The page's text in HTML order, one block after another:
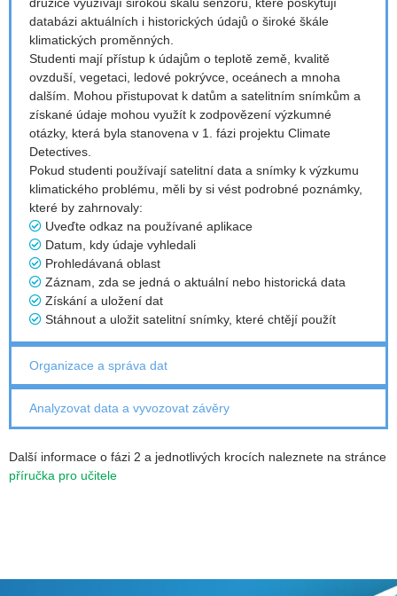
databázi aktuálních i historických údajů o široké škále
klimatických proměnných.
Studenti mají přístup k údajům o teplotě země, kvalitě
ovzduší, vegetaci, ledové pokrývce, oceánech a mnoha
dalším. Mohou přistupovat k datům a satelitním snímkům a
získané údaje mohou využít k zodpovězení výzkumné
otázky, která byla stanovena v 1. fázi projektu Climate
Detectives.
Pokud studenti používají satelitní data a snímky k výzkumu
klimatického problému, měli by si vést podrobné poznámky,
které by zahrnovaly:
Uveďte odkaz na používané aplikace
Datum, kdy údaje vyhledali
Prohledávaná oblast
Záznam, zda se jedná o aktuální nebo historická data
Získání a uložení dat
Stáhnout a uložit satelitní snímky, které chtějí použít
Organizace a správa dat
Analyzovat data a vyvozovat závěry
Další informace o fázi 2 a jednotlivých krocích naleznete na stránce
příručka pro učitele